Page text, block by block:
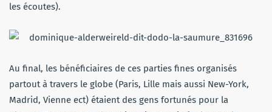
les écoutes).
Au final, les bénéficiaires de ces parties fines organisés
partout à travers le globe (Paris, Lille mais aussi New-York,
Madrid, Vienne ect) étaient des gens fortunés pour la